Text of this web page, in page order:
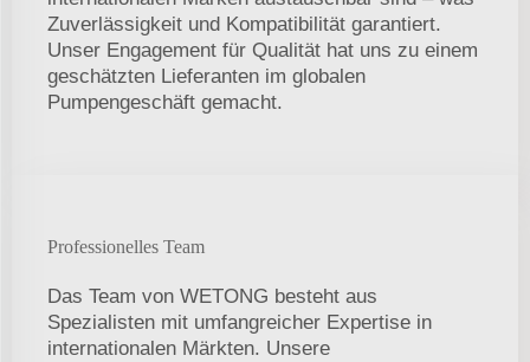
Zuverlässigkeit und Kompatibilität garantiert.
Unser Engagement für Qualität hat uns zu einem
geschätzten Lieferanten im globalen
Pumpengeschäft gemacht.
Professionelles Team
Das Team von WETONG besteht aus
Spezialisten mit umfangreicher Expertise in
internationalen Märkten. Unsere